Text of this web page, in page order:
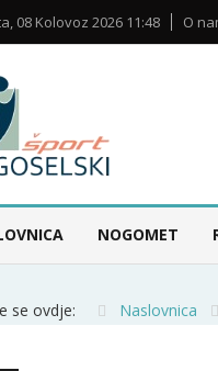
08 Kolovoz 2026 11:48 O
NOGOMET
se ovdje: Naslovnica